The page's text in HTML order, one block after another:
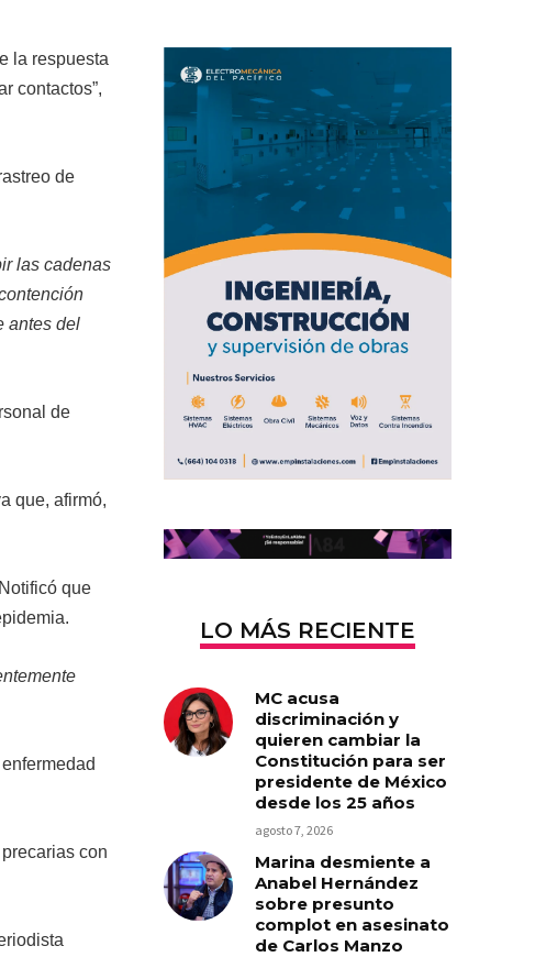
la respuesta
contactos”,
de
las cadenas
antes del
de
que, afirmó,
que
con
LO MÁS RECIENTE
MC acusa
discriminación y
quieren cambiar la
Constitución para ser
presidente de México
desde los 25 años
agosto 7, 2026
Marina desmiente a
Anabel Hernández
sobre presunto
complot en asesinato
de Carlos Manzo